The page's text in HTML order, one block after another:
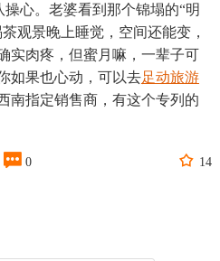
心。老婆看到那个锦塌的“明
观景晚上睡觉，空间还能变，
实肉疼，但蜜月嘛，一辈子可
如果也心动，可以去足动旅游
南指定销售商，有这个专列的
 0  14